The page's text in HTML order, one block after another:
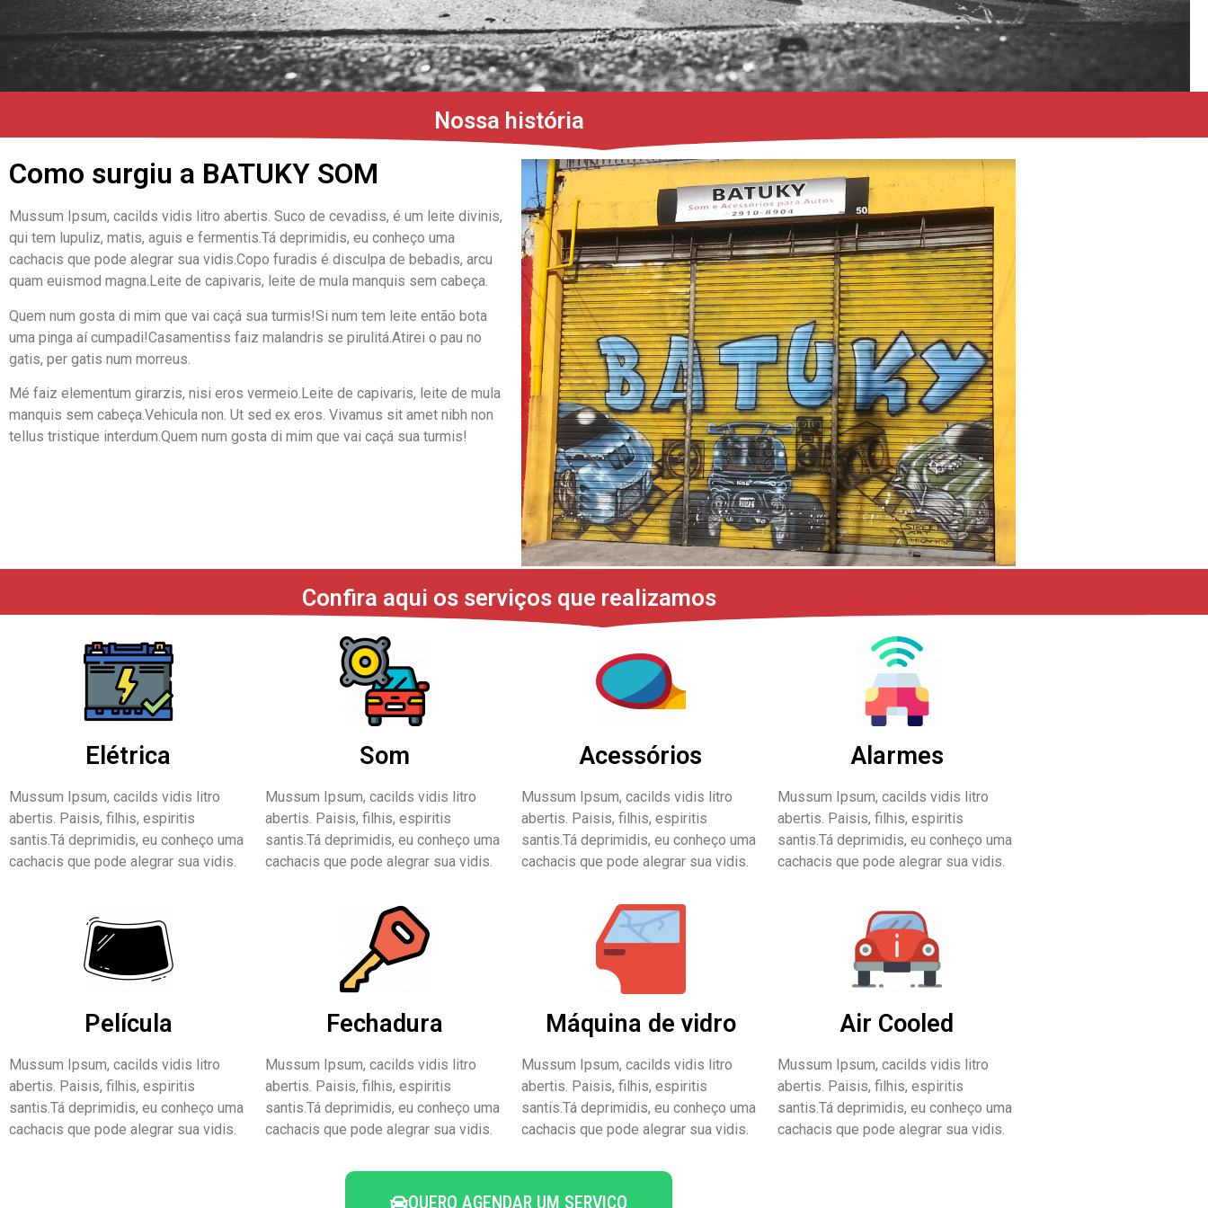
Nossa história
Como surgiu a BATUKY SOM
Mussum Ipsum, cacilds vidis litro abertis. Suco de cevadiss, é um leite divinis,
qui tem lupuliz, matis, aguis e fermentis.Tá deprimidis, eu conheço uma
cachacis que pode alegrar sua vidis.Copo furadis é disculpa de bebadis, arcu
quam euismod magna.Leite de capivaris, leite de mula manquis sem cabeça.
Quem num gosta di mim que vai caçá sua turmis!Si num tem leite então bota
uma pinga aí cumpadi!Casamentiss faiz malandris se pirulitá.Atirei o pau no
gatis, per gatis num morreus.
Mé faiz elementum girarzis, nisi eros vermeio.Leite de capivaris, leite de mula
manquis sem cabeça.Vehicula non. Ut sed ex eros. Vivamus sit amet nibh non
tellus tristique interdum.Quem num gosta di mim que vai caçá sua turmis!
Confira aqui os serviços que realizamos
Elétrica
Mussum Ipsum, cacilds vidis litro
abertis. Paisis, filhis, espiritis
santis.Tá deprimidis, eu conheço uma
cachacis que pode alegrar sua vidis.
Som
Mussum Ipsum, cacilds vidis litro
abertis. Paisis, filhis, espiritis
santis.Tá deprimidis, eu conheço uma
cachacis que pode alegrar sua vidis.
Acessórios
Mussum Ipsum, cacilds vidis litro
abertis. Paisis, filhis, espiritis
santis.Tá deprimidis, eu conheço uma
cachacis que pode alegrar sua vidis.
Alarmes
Mussum Ipsum, cacilds vidis litro
abertis. Paisis, filhis, espiritis
santis.Tá deprimidis, eu conheço uma
cachacis que pode alegrar sua vidis.
Película
Mussum Ipsum, cacilds vidis litro
abertis. Paisis, filhis, espiritis
santis.Tá deprimidis, eu conheço uma
cachacis que pode alegrar sua vidis.
Fechadura
Mussum Ipsum, cacilds vidis litro
abertis. Paisis, filhis, espiritis
santis.Tá deprimidis, eu conheço uma
cachacis que pode alegrar sua vidis.
Máquina de vidro
Mussum Ipsum, cacilds vidis litro
abertis. Paisis, filhis, espiritis
santis.Tá deprimidis, eu conheço uma
cachacis que pode alegrar sua vidis.
Air Cooled
Mussum Ipsum, cacilds vidis litro
abertis. Paisis, filhis, espiritis
santis.Tá deprimidis, eu conheço uma
cachacis que pode alegrar sua vidis.
QUERO AGENDAR UM SERVIÇO